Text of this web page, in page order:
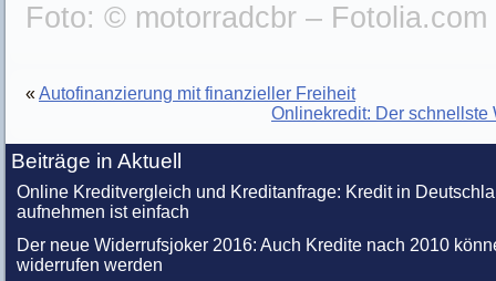
Foto: © motorradcbr – Fotolia.com
«Autofinanzierung mit finanzieller Freiheit
Onlinekredit: Der schnellste
Beiträge in Aktuell
Online Kreditvergleich und Kreditanfrage: Kredit in
aufnehmen ist einfach
Der neue Widerrufsjoker 2016: Auch Kredite nach 2010
widerrufen werden